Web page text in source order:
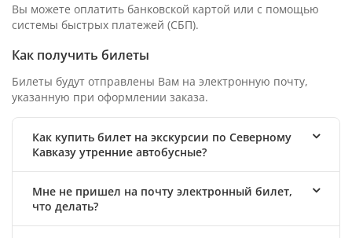
Вы можете оплатить банковской картой или с помощью
системы быстрых платежей (СБП).
Как получить билеты
Билеты будут отправлены Вам на электронную почту,
указанную при оформлении заказа.
Как купить билет на экскурсии по Северному
Кавказу утренние автобусные?
Мне не пришел на почту электронный билет,
что делать?